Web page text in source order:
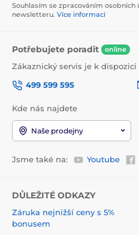
Souhlasím se zpracováním
newsletteru. Více informací
Potřebujete poradit online
Zákaznický servis je k dispozici
499 599 595
Kde nás najdete
Naše prodejny
Jsme také na: Youtube
DŮLEŽITÉ ODKAZY
Záruka nejnižší ceny s 5%
bonusem